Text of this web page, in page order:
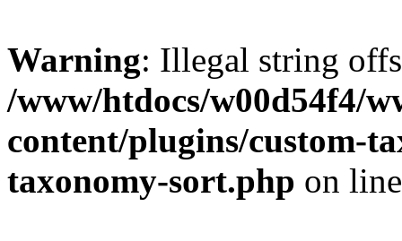
Warning: Illegal string
/www/htdocs/w00d54f4/
content/plugins/custom-
taxonomy-sort.php on